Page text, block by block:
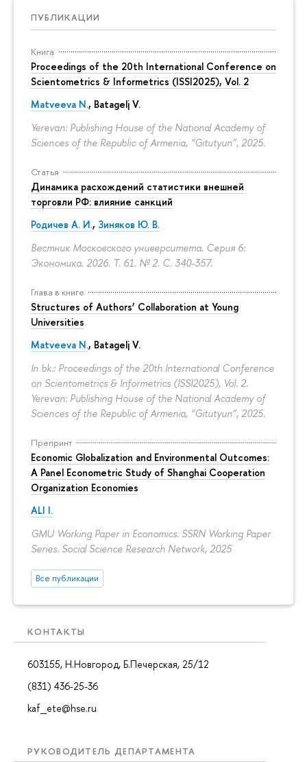
ПУБЛИКАЦИИ
Книга
Proceedings of the 20th International Conference on
Scientometrics & Informetrics (ISSI2025), Vol. 2
Matveeva N., Batagelj V.
Yerevan: Publishing House of the National Academy of
Sciences of the Republic of Armenia, “Gitutyun”, 2025.
Статья
Динамика расхождений статистики внешней
торговли РФ: влияние санкций
Родичев А. И., Зиняков Ю. В.
Вестник Московского университета. Серия 6:
Экономика. 2026. Т. 61. № 2. С. 340-357.
Глава в книге
Structures of Authors’ Collaboration at Young
Universities
Matveeva N., Batagelj V.
In bk.: Proceedings of the 20th International Conference
on Scientometrics & Informetrics (ISSI2025), Vol. 2.
Yerevan: Publishing House of the National Academy of
Sciences of the Republic of Armenia, “Gitutyun”, 2025.
Препринт
Economic Globalization and Environmental Outcomes:
A Panel Econometric Study of Shanghai Cooperation
Organization Economies
ALI I.
GMU Working Paper in Economics. SSRN Working Paper
Series. Social Science Research Network, 2025
Все публикации
КОНТАКТЫ
603155, Н.Новгород, Б.Печерская, 25/12
(831) 436-25-36
kaf_ete@hse.ru
РУКОВОДИТЕЛЬ ДЕПАРТАМЕНТА